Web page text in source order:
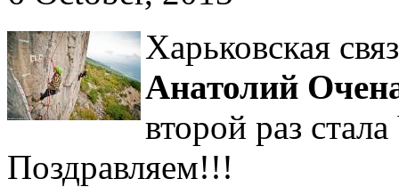
Харьковская
Анатолий
второй раз
Поздравляем!!!